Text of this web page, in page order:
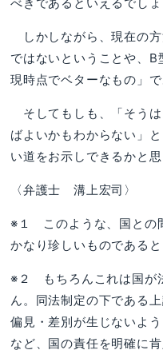
べきであるといえるでし
しかしながら、現在の
ではないということや、
現時点でベターなもの」
そしてもしも、「そう
ばよいかもわからない」
い道をお示しできるかと思
〈弁護士 溝上宏司〉
※１ このような、国との
かなり珍しいものであると
※２ もちろんこれは国が
ん。同法制定の下である
偏見・差別が生じないよ
など、国の責任を明確に